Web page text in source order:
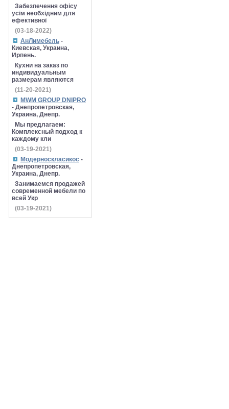
Забезпечення офісу
усім необхідним для
ефективної
(03-18-2022)
АнЛимебель -
Киевская, Украина,
Ирпень.
Кухни на заказ по
индивидуальным
размерам являются
(11-20-2021)
MWM GROUP DNIPRO
- Днепропетровская,
Украина, Днепр.
Мы предлагаем:
Комплексный подход к
каждому кли
(03-19-2021)
Модерноскласикос -
Днепропетровская,
Украина, Днепр.
Занимаемся продажей
современной мебели по
всей Укр
(03-19-2021)